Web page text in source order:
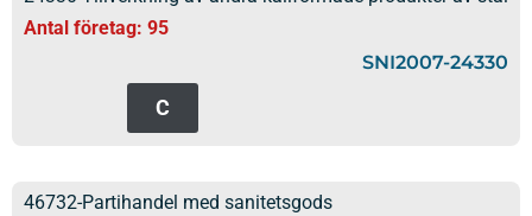
Antal företag: 95
SNI2007-24330
C
46732-Partihandel med sanitetsgods